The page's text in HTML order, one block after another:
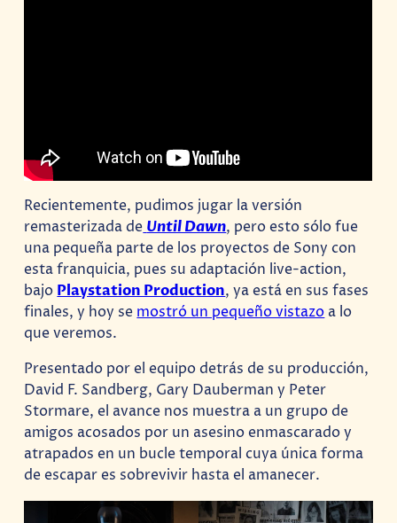
Recientemente, pudimos jugar la versión
remasterizada de Until Dawn, pero esto sólo fue
una pequeña parte de los proyectos de Sony con
esta franquicia, pues su adaptación live-action,
bajo Playstation Production, ya está en sus fases
finales, y hoy se mostró un pequeño vistazo a lo
que veremos.
Presentado por el equipo detrás de su producción,
David F. Sandberg, Gary Dauberman y Peter
Stormare, el avance nos muestra a un grupo de
amigos acosados ​​​​por un asesino enmascarado y
atrapados en un bucle temporal cuya única forma
de escapar es sobrevivir hasta el amanecer.